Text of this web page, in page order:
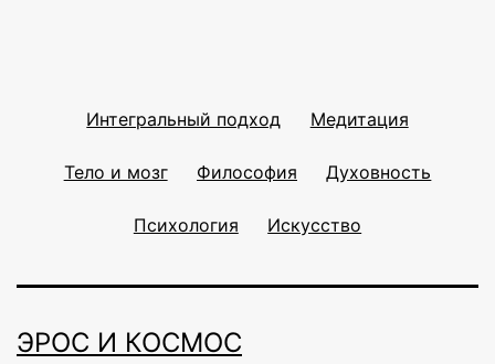
Интегральный подход Медитация
Тело и мозг Философия Духовность
Психология Искусство
ЭРОС И КОСМОС